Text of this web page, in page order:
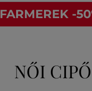
FARMEREK -
NŐI